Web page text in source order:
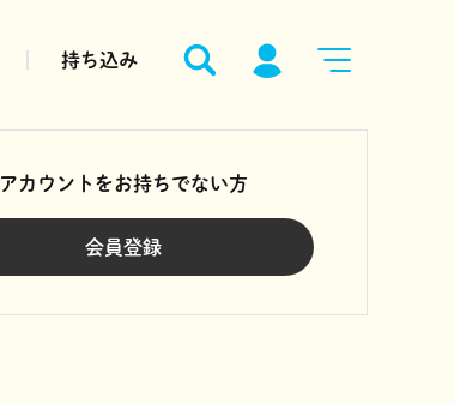
持ち込み
アカウントをお持ちでない方
会員登録